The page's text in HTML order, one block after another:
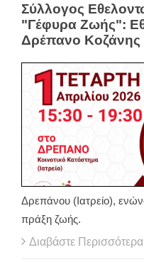
Σύλλογος
"Γέφυρα Ζωής":
Δρέπανο Κοζάνης
Δρεπάνου (Ιατρείο),
πράξη ζωής.
Διαβάστε Περισσότερα